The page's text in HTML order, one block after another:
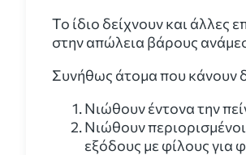
Το ίδιο δείχνουν και άλλες
στην απώλεια βάρους
Συνήθως άτομα που κάνουν
Νιώθουν έντονα την
Νιώθουν
εξόδους με φίλους για